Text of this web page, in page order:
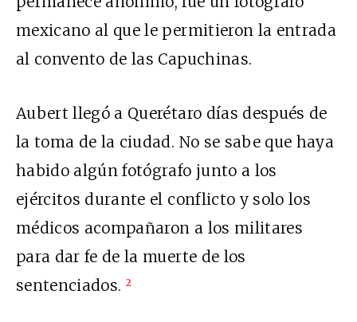
mexicano al que le permitieron la entrada
al convento de las Capuchinas.
Aubert llegó a Querétaro días después de
la toma de la ciudad. No se sabe que haya
habido algún fotógrafo junto a los
ejércitos durante el conflicto y solo los
médicos acompañaron a los militares
para dar fe de la muerte de los
sentenciados. 2